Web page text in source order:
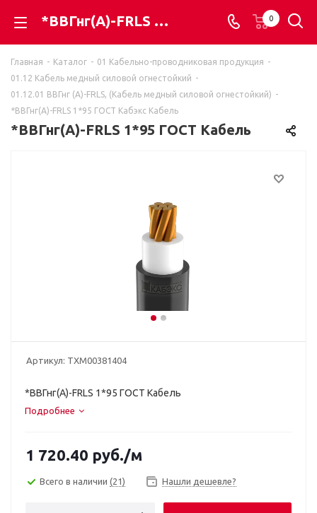
*ВВГнг(A)-FRLS 1*95 ГОСТ Кабэкс Кабель - ВАЯК - всё для электромонтажа 0
Главная - Каталог - 01 Кабельно-проводниковая продукция -
01.12 Кабель медный силовой огнестойкий -
01.12.01 ВВГнг (А)-FRLS, (Кабель медный силовой огнестойкий) -
*ВВГнг(A)-FRLS 1*95 ГОСТ Кабэкс Кабель
*ВВГнг(A)-FRLS 1*95 ГОСТ Кабель
Артикул: ТХМ00381404
*ВВГнг(A)-FRLS 1*95 ГОСТ Кабель
Подробнее
1 720.40 руб./м
Всего в наличии (21) Нашли дешевле?